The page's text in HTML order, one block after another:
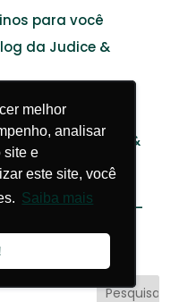
melhor
analisar
site e
este site, você
Saiba mais
melhor
analisar
site e
este site, você
Saiba mais
para você
da Judice &
Sofisticação e
– Blog da Judice &
confraternização –